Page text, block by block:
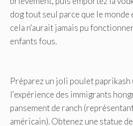
dog tout seul parce que le
cela n'aurait jamais pu
enfants fous.
Préparez un joli poulet
l'expérience des immigrants
pansement de ranch
américain). Obtenez une statue